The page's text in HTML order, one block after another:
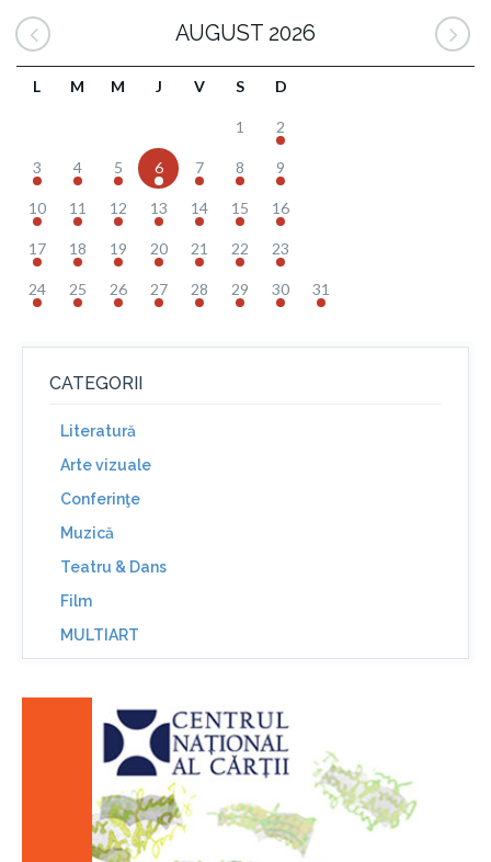
AUGUST 2026
L M M J V S D
1 2
3 4 5 6 7 8 9
10 11 12 13 14 15 16
17 18 19 20 21 22 23
24 25 26 27 28 29 30 31
CATEGORII
Literatură
Arte vizuale
Conferinţe
Muzică
Teatru & Dans
Film
MULTIART